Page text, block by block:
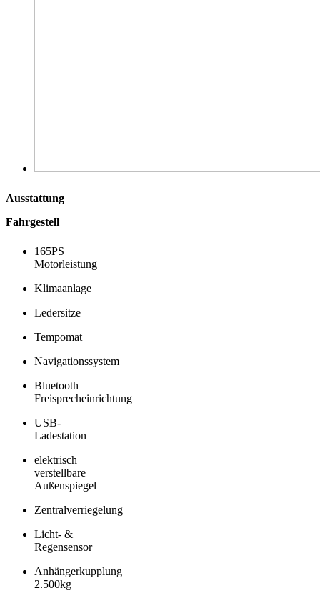
Ausstattung
Fahrgestell
165PS
Motorleistung
Klimaanlage
Ledersitze
Tempomat
Navigationssystem
Bluetooth
Freisprecheinrichtung
USB-
Ladestation
elektrisch
verstellbare
Außenspiegel
Zentralverriegelung
Licht- &
Regensensor
Anhängerkupplung
2.500kg